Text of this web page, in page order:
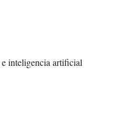
inteligencia artificial